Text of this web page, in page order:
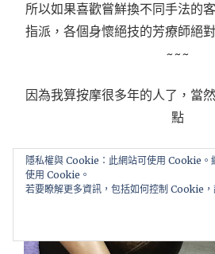
所以如果喜歡嘗鮮換不同手法的
指派，各個身懷絕技的芳療師絕
~~~
因為我算按摩很多年的人了，當
點
但如果是很怕痛的人也可以放心
通~
隱私權與 Cookie：此網站可使用 Cookie。
使用 Cookie。
若要瞭解更多資訊，包括如何控制 Cookie，